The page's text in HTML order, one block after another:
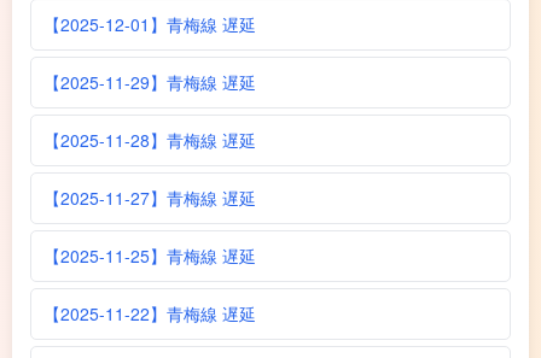
【2025-12-01】青梅線 遅延
【2025-11-29】青梅線 遅延
【2025-11-28】青梅線 遅延
【2025-11-27】青梅線 遅延
【2025-11-25】青梅線 遅延
【2025-11-22】青梅線 遅延